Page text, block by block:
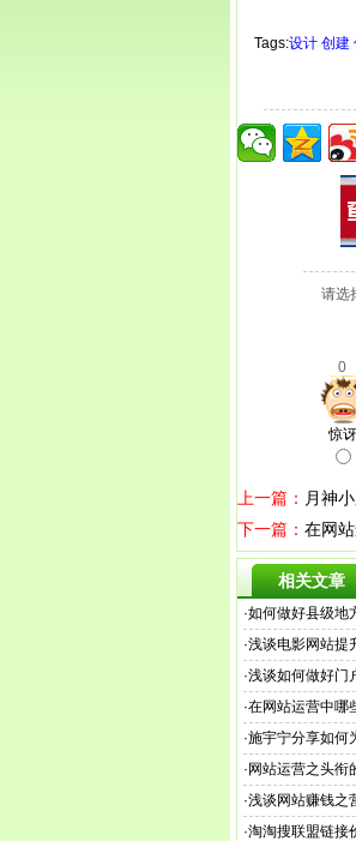
Tags:设计 创建
请选
0
惊讶
上一篇： 月神
下一篇： 在网
相关文章
·如何做好县级地
·浅谈电影网站提
·浅谈如何做好门
·在网站运营中哪
·施宇宁分享如何
· 网站运营之头衔
·浅谈网站赚钱之
·淘淘搜联盟链接